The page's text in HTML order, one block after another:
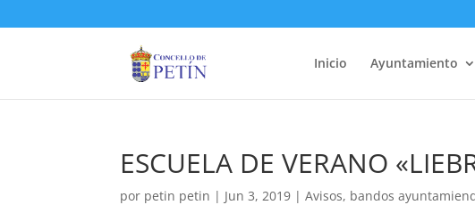
Inicio Ayuntamiento
ESCUELA DE VERANO
por petin petin | Jun 3, 2019 |Avisos, bandos